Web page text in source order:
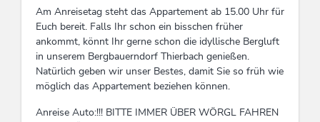
Gebinden/Verpackungen, aus
Tagung / Kongress
Am Anreisetag steht das Appartement ab 15.00 Uhr für
Euch bereit. Falls Ihr schon ein bisschen früher
ankommt, könnt Ihr gerne schon die idyllische Bergluft
in unserem Bergbauerndorf Thierbach genießen.
Natürlich geben wir unser Bestes, damit Sie so früh wie
möglich das Appartement beziehen können.
Anreise Auto:!!! BITTE IMMER ÜBER WÖRGL FAHREN